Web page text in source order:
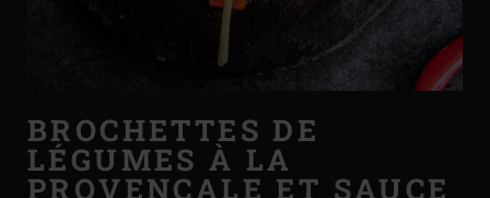
BROCHETTES DE
LÉGUMES À LA
PROVENÇALE ET SAUCE